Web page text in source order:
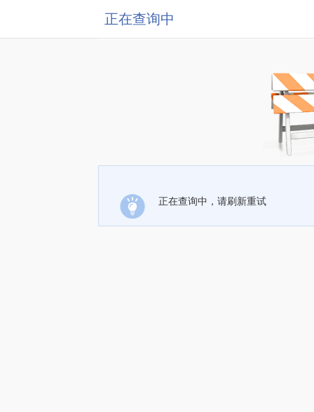
正在查询中
正在查询中，请刷新重试